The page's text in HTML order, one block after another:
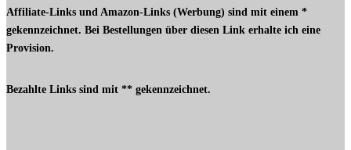
Affiliate-Links und Amazon-Links (Werbung) sind mit einem *
gekennzeichnet. Bei Bestellungen über diesen Link erhalte ich eine
Provision.
Bezahlte Links sind mit ** gekennzeichnet.